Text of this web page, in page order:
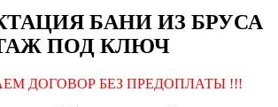
БАНИ ИЗ БРУСА
ПОД КЛЮЧ
ДОГОВОР БЕЗ ПРЕДОПЛАТЫ !!!